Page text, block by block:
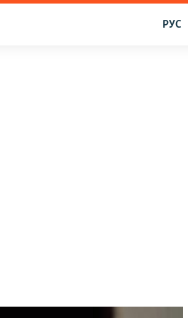
РУС